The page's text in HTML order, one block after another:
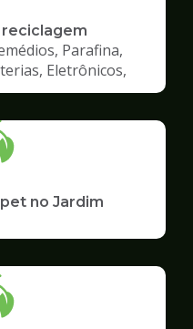
reciclagem
Parafina,
Eletrônicos,
no Jardim